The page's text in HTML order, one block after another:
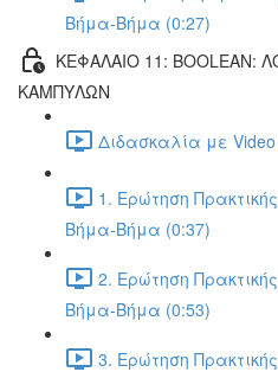
Βήμα-Βήμα (0:27)
ΚΕΦΑΛΑΙΟ 11: BOOLEAN:
ΚΑΜΠΥΛΩΝ
Διδασκαλία με Video
1. Ερώτηση
Βήμα-Βήμα (0:37)
2. Ερώτηση
Βήμα-Βήμα (0:53)
3. Ερώτηση